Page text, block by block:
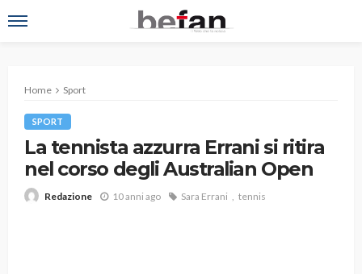
Home Sport
SPORT
La tennista azzurra Errani si ritira
nel corso degli Australian Open
Redazione 10 anni ago Sara Errani tennis